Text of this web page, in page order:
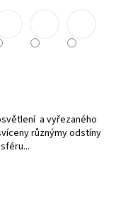
a vyřezaného
různýmy odstíny